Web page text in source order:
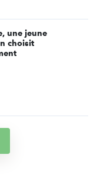
une jeune
choisit